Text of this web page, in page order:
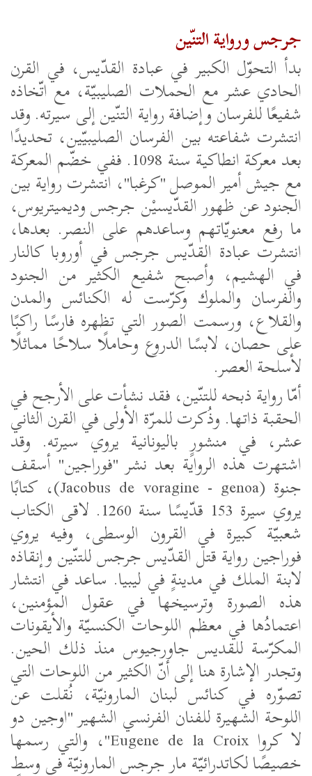
جرجس ورواية التنّين
بدأ التحوّل الكبير في عبادة القدّيس، في القرن
الحادي عشر مع الحملات الصليبيّة، مع اتّخاذه
شفيعًا للفرسان وإضافة رواية التنّين إلى سيرته. وقد
انتشرت شفاعته بين الفرسان الصليبيّين، تحديدًا
بعد معركة انطاكية سنة 1098. ففي خضّم المعركة
مع جيش أمير الموصل "كرغبا"، انتشرت رواية بين
الجنود عن ظهور القدّيسيْن جرجس وديميتريوس،
ما رفع معنويّاتهم وساعدهم على النصر. بعدها،
انتشرت عبادة القدّيس جرجس في أوروبا كالنار
في الهشيم، وأصبح شفيع الكثير من الجنود
والفرسان والملوك وكرّست له الكنائس والمدن
والقلاع، ورسمت الصور التي تظهره فارسًا راكبًا
على حصان، لابسًا الدروع وحاملًا سلاحًا مماثلًا
لأسلحة العصر.
أمّا رواية ذبحه للتنّين، فقد نشأت على الأرجح في
الحقبة ذاتها. وذُكرت للمرّة الأولى في القرن الثاني
عشر، في منشورٍ باليونانية يروي سيرته. وقد
اشتهرت هذه الرواية بعد نشر "فوراجين" أسقف
جنوة (Jacobus de voragine - genoa)، كتابًا
يروي سيرة 153 قدّيسًا سنة 1260. لاقى الكتاب
شعبيّة كبيرة في القرون الوسطى، وفيه يروي
فوراجين رواية قتل القدّيس جرجس للتنّين وإنقاذه
لابنة الملك في مدينةٍ في ليبيا. ساعد في انتشار
هذه الصورة وترسيخها في عقول المؤمنين،
اعتمادُها في معظم اللوحات الكنسيّة والأيقونات
المكرّسة للقديس جاورجيوس منذ ذلك الحين.
وتجدر الإشارة هنا إلى أنّ الكثير من اللوحات التي
تصوّره في كنائس لبنان المارونيّة، نُقلت عن
اللوحة الشهيرة للفنان الفرنسي الشهير "اوجين دو
لا كرواEugene de la Croix"، والتي رسمها
خصيصًا لكاتدرائيّة مار جرجس المارونيّة في وسط